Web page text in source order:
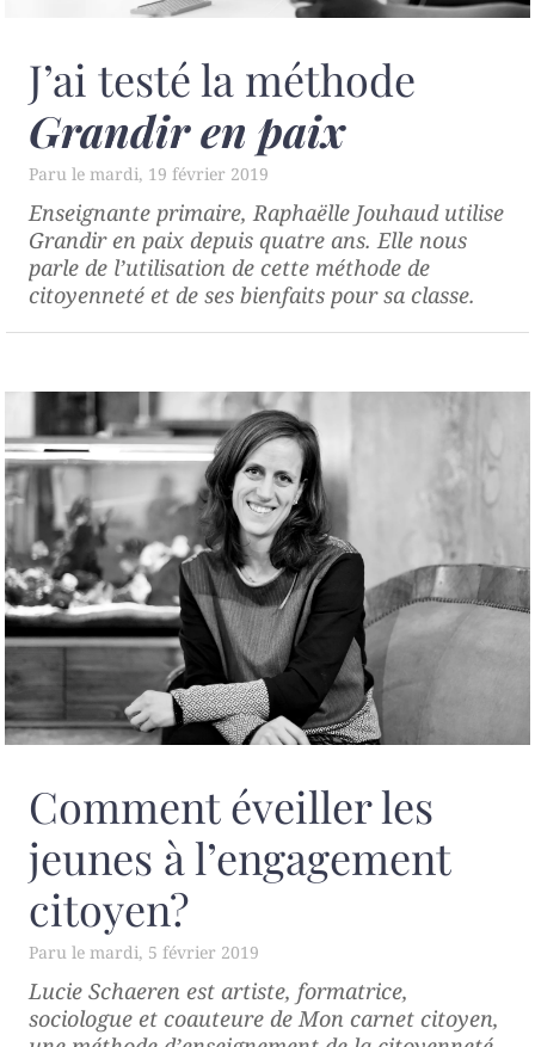
J’ai testé la méthode
Grandir en paix
mardi, 19 février 2019
Enseignante primaire, Raphaëlle Jouhaud utilise
Grandir en paix depuis quatre ans. Elle nous
parle de l’utilisation de cette méthode de
citoyenneté et de ses bienfaits pour sa classe.
Comment éveiller les
jeunes à l’engagement
citoyen?
mardi, 5 février 2019
Lucie Schaeren est artiste, formatrice,
sociologue et coauteure deMon carnet citoyen,